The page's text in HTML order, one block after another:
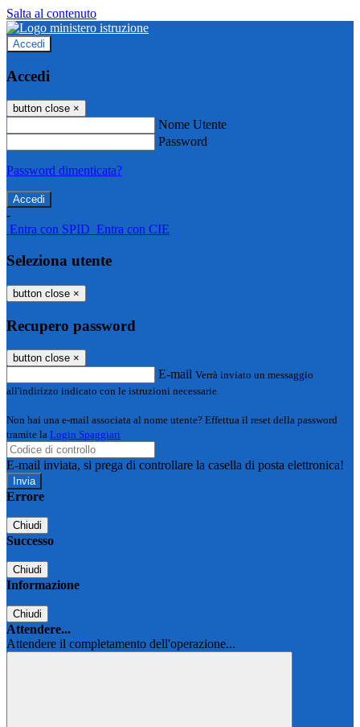
Salta al contenuto
Accedi
Accedi
button close ×
Nome Utente
Password
Password dimenticata?
-
Entra con SPID Entra con CIE
Seleziona utente
button close ×
Recupero password
button close ×
E-mail Verrà inviato un messaggio
all'indirizzo indicato con le istruzioni necessarie.
Non hai una e-mail associata al nome utente? Effettua il reset della password
tramite la Login Spaggiari
E-mail inviata, si prega di controllare la casella di posta elettronica!
Errore
Chiudi
Successo
Chiudi
Informazione
Chiudi
Attendere...
Attendere il completamento dell'operazione...